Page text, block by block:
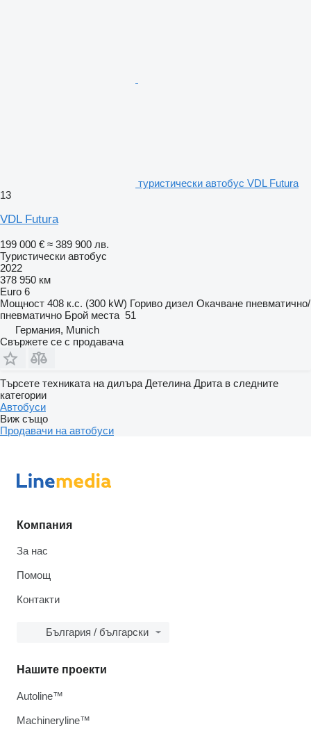
туристически автобус VDL Futura
13
VDL Futura
199 000 € ≈ 389 900 лв.
Туристически автобус
2022
378 950 км
Euro 6
Мощност 408 к.с. (300 kW) Гориво дизел Окачване пневматично/
пневматично Брой места 51
Германия, Munich
Свържете се с продавача
Търсете техниката на дилъра Детелина Дрита в следните
категории
Автобуси
Виж също
Продавачи на автобуси
Компания
За нас
Помощ
Контакти
България / български
Нашите проекти
Autoline™
Machineryline™